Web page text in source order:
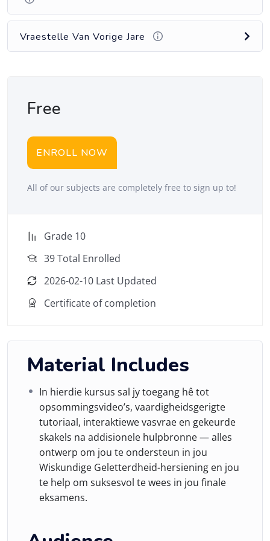
Vraestelle Van Vorige Jare
Free
ENROLL NOW
All of our subjects are completely free to sign up to!
Grade 10
39 Total Enrolled
2026-02-10 Last Updated
Certificate of completion
Material Includes
In hierdie kursus sal jy toegang hê tot
opsommingsvideo’s, vaardigheidsgerigte
tutoriaal, interaktiewe vasvrae en gekeurde
skakels na addisionele hulpbronne — alles
ontwerp om jou te ondersteun in jou
Wiskundige Geletterdheid-hersiening en jou
te help om suksesvol te wees in jou finale
eksamens.